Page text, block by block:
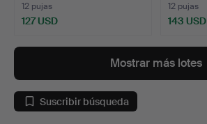
12 pujas
127 USD
12 pujas
143 USD
Mostrar más lotes
Suscribir búsqueda